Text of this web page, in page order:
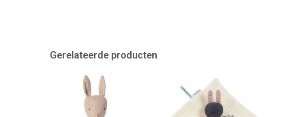
Gerelateerde producten
Babykonijntje van Maileg met
een gebreid pakje
TOEVOEGEN AAN WINKELWAGEN
Lief knuffeldoekje van Moulin
Roty uit de Après la Pluie
collectie.
TOEVOEGEN AAN WINKELWAGEN